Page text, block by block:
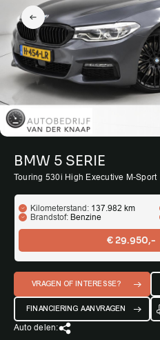
VERKOCHT
CONTACT
BMW 5 SERIE
Touring 530i High Executive M-Sport
Kilometerstand: 137.982 km
Brandstof: Benzine
€ 29.950,-
VRAGEN OF INTERESSE?
FINANCIERING AANVRAGEN
Auto delen: